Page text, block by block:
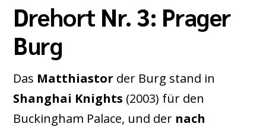
Drehort Nr. 3: Prager
Burg
Das Matthiastor der Burg stand in
Shanghai Knights (2003) für den
Buckingham Palace, und der nach